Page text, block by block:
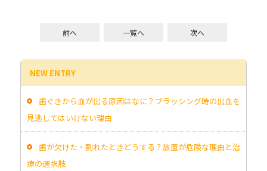
前へ 一覧へ 次へ
NEW ENTRY
歯ぐきから血が出る原因はなに？ブラッシング時の出血を
見逃してはいけない理由
歯が欠けた・割れたときどうする？放置が危険な理由と治
療の選択肢